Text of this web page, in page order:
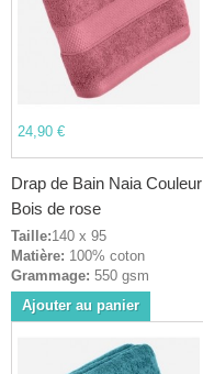
24,90 €
Drap de Bain Naia Couleur
Bois de rose
Taille:140 x 95
Matière: 100% coton
Grammage: 550 gsm
Ajouter au panier